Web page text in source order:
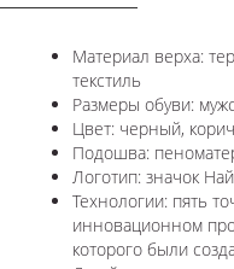
Материал верха:
текстиль
Размеры обуви:
Цвет: черный,
Подошва:
Логотип: значок
Технологии: пять
инновационном
которого были